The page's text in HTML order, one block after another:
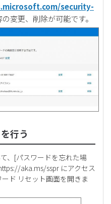
security-
変更、削除が可能です。
行う
、[パスワードを忘れた場
aka.ms/sspr にアクセス
ド リセット画面を開きま